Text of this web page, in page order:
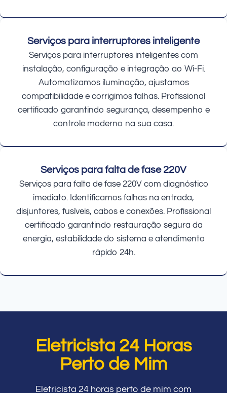
Serviços para interruptores inteligente
Serviços para interruptores inteligentes com
instalação, configuração e integração ao Wi-Fi.
Automatizamos iluminação, ajustamos
compatibilidade e corrigimos falhas. Profissional
certificado garantindo segurança, desempenho e
controle moderno na sua casa.
Serviços para falta de fase 220V
Serviços para falta de fase 220V com diagnóstico
imediato. Identificamos falhas na entrada,
disjuntores, fusíveis, cabos e conexões. Profissional
certificado garantindo restauração segura da
energia, estabilidade do sistema e atendimento
rápido 24h.
Eletricista 24 Horas
Perto de Mim
Eletricista 24 horas perto de mim com